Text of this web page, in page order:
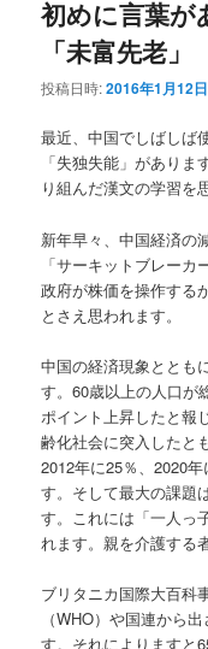
初めに言葉
「未富先老」
投稿日時:2016年1月12日
最近、中国でしばしば
「失独失能」があり
り組んだ漢文の学習を
新年早々、中国経済の
「サーキットブレーカ
政府が株価を操作する
とさえ思われます。
中国の経済現象ととも
す。60歳以上の人口が
ポイント上昇したと報
齢化社会に突入したと
2012年に25％、2020
す。そして最大の課題
す。これには「一人っ
れます。親を介護する
ブリタニカ国際大百科
（WHO）や国連から
す。それによりますと